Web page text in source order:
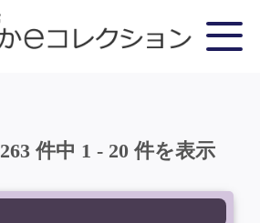
263 件中 1 - 20 件を表示